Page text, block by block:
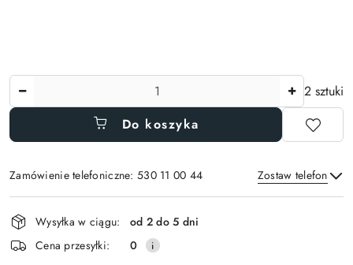
2 sztuki
Do koszyka
Zamówienie telefoniczne: 530 11 00 44 Zostaw telefon
Wyślij
Dostępność
i
dostawa
Wysyłka w ciągu:
od 2 do 5 dni
Cena przesyłki:
0